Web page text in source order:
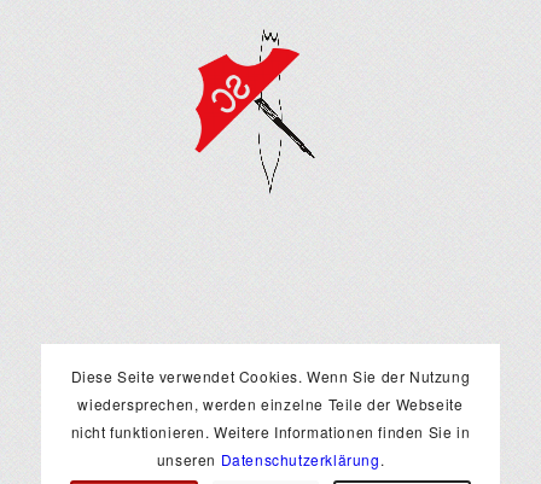
RECHTLICHES
Diese Seite verwendet Cookies. Wenn Sie der Nutzung
wiedersprechen, werden einzelne Teile der Webseite
nicht funktionieren. Weitere Informationen finden Sie in
unseren Datenschutzerklärung.